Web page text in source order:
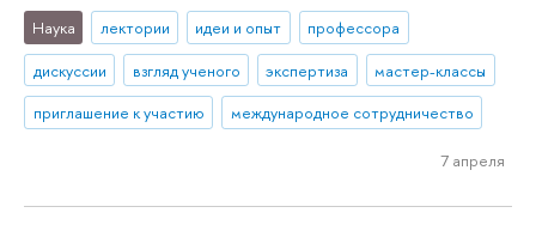
Наука лектории идеи и опыт
профессора
дискуссии
взгляд ученого экспертиза
мастер-классы
приглашение к участию
международное сотрудничество
7 апреля